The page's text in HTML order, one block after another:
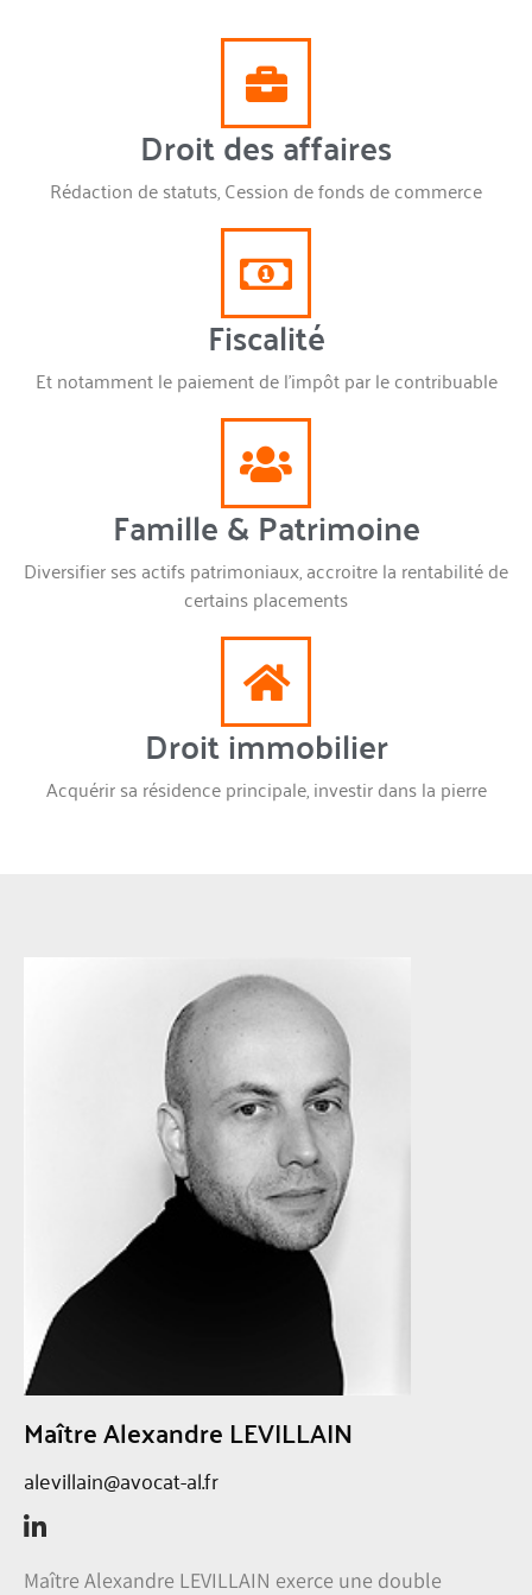
Droit des affaires
Rédaction de statuts, Cession de fonds de commerce
Fiscalité
Et notamment le paiement de l’impôt par le contribuable
Famille & Patrimoine
Diversifier ses actifs patrimoniaux, accroitre la rentabilité de
certains placements
Droit immobilier
Acquérir sa résidence principale, investir dans la pierre
Maître Alexandre LEVILLAIN
alevillain@avocat-al.fr
Maître Alexandre LEVILLAIN exerce une double